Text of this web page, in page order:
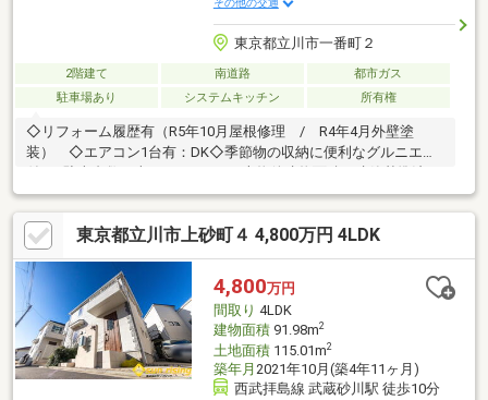
その他の交通
東京都立川市一番町２
2階建て 南道路
都市ガス
駐車場あり
システムキッチン 所有権
◇リフォーム履歴有（R5年10月屋根修理 / R4年4月外壁塗
装） ◇エアコン1台有：DK◇季節物の収納に便利なグルニエ
よる建ぺい率・容積率の制限値を超過し建築されており、将来再
建築の際は同規模の建築はできません※写真中の家具等の調度品
は売買対象に含まれません２沿線以上利用可、スーパー 徒歩10分
以内、陽当り良好、全居室収納、駅まで平坦、南側道路面す、閑
静な住宅地、総合病院 徒歩10分以内、和室、庭、外装リフォー
ム、２階建、全室南向き、浴室に窓、都市ガス、平坦地、システ
ムキッチン、グルニエ、床下収納
東京都立川市上砂町４ 4,800万円 4LDK
4,800万円
間取り 4LDK
建物面積91.98m2
土地面積115.01m2
築年月 2021年10月(築4年11ヶ月)
西武拝島線 武蔵砂川駅 徒歩10分